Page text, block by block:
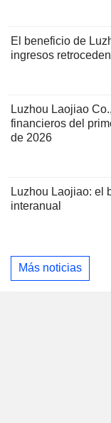
El beneficio de
ingresos
Luzhou Laojiao
financieros del
de 2026
Luzhou Laojiao: el
interanual
Más noticias